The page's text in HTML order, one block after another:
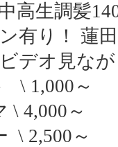
高生調髪
有り！ 蓮
デオ見な
\ 1,000～
4,000～
2,500～